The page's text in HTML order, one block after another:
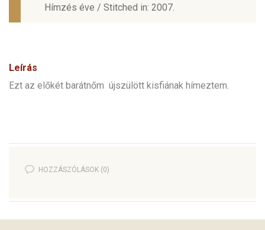
Hímzés éve / Stitched in: 2007.
Leírás
Ezt az előkét barátnőm újszülött kisfiának hímeztem.
HOZZÁSZÓLÁSOK (0)